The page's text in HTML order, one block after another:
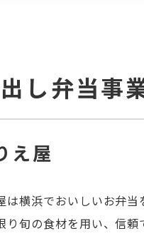
し弁当事
え屋
は横浜でおいしいお弁当
り旬の食材を用い、信